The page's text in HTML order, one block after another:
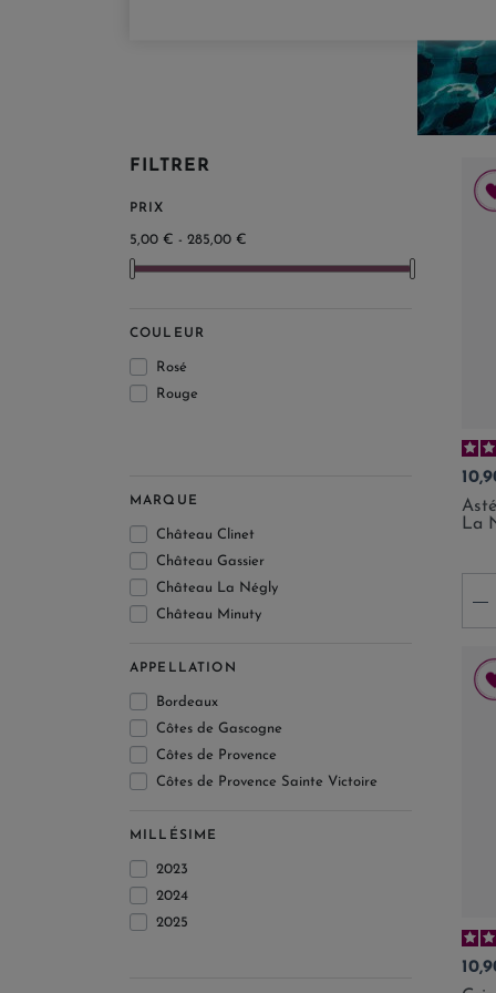
FILTRER
PRIX
5,00 € - 285,00 €
COULEUR
Rosé
Rouge
MARQUE
Château Clinet
Château Gassier
Château La Négly
Château Minuty
Domaine Cazes
Domaine de Joÿ
Domaine de la Sanglière
Domaine de Pellehaut
Domaine EXEA
Domaine Fontaine du Clos
APPELLATION
Bordeaux
Côtes de Gascogne
Côtes de Provence
Côtes de Provence Sainte Victoire
IGP Côtes Catalanes
IGP Méditerranée
IGP Pays d'Oc
IGP Vaucluse
MILLÉSIME
2023
2024
2025
Prix
La
-
Prix